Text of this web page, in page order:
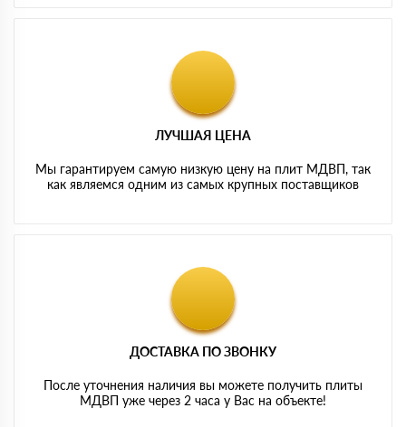
ЛУЧШАЯ ЦЕНА
Мы гарантируем самую низкую цену на плит МДВП, так
как являемся одним из самых крупных поставщиков
ДОСТАВКА ПО ЗВОНКУ
После уточнения наличия вы можете получить плиты
МДВП уже через 2 часа у Вас на объекте!